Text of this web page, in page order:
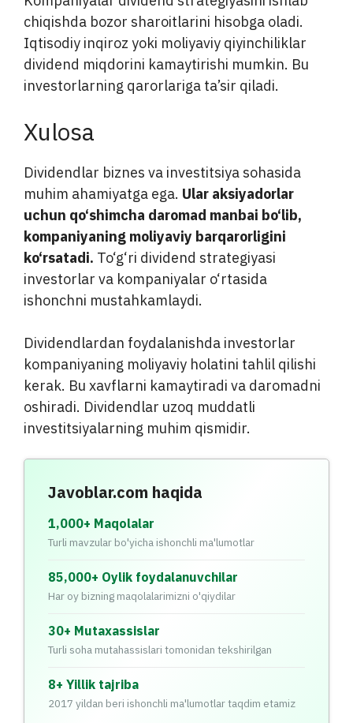
chiqishda bozor sharoitlarini hisobga oladi.
Iqtisodiy inqiroz yoki moliyaviy qiyinchiliklar
dividend miqdorini kamaytirishi mumkin. Bu
investorlarning qarorlariga ta’sir qiladi.
Xulosa
Dividendlar biznes va investitsiya sohasida
muhim ahamiyatga ega. Ular aksiyadorlar
uchun qo‘shimcha daromad manbai bo‘lib,
kompaniyaning moliyaviy barqarorligini
ko‘rsatadi. To‘g‘ri dividend strategiyasi
investorlar va kompaniyalar o‘rtasida
ishonchni mustahkamlaydi.
Dividendlardan foydalanishda investorlar
kompaniyaning moliyaviy holatini tahlil qilishi
kerak. Bu xavflarni kamaytiradi va daromadni
oshiradi. Dividendlar uzoq muddatli
investitsiyalarning muhim qismidir.
Javoblar.com haqida
1,000+ Maqolalar
Turli mavzular bo'yicha ishonchli ma'lumotlar
85,000+ Oylik foydalanuvchilar
Har oy bizning maqolalarimizni o'qiydilar
30+ Mutaxassislar
Turli soha mutahassislari tomonidan tekshirilgan
8+ Yillik tajriba
2017 yildan beri ishonchli ma'lumotlar taqdim etamiz